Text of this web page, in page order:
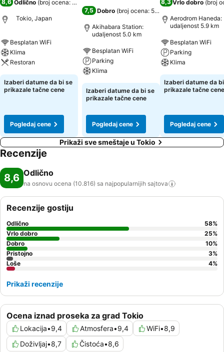
8,6 Odlično (broj ocena: 10.816
Tokio, Japan
Besplatan WiFi
Klima
Restoran
Izaberi datume da bi se
prikazale tačne cene
Pogledaj cene
7,5 Dobro (broj ocena: 5.773
Akihabara Station:
udaljenost 5.0 km
Besplatan WiFi
Parking
Klima
Izaberi datume da bi se
prikazale tačne cene
Pogledaj cene
8,3Vrlo dobro (broj
Aerodrom Haneda:
udaljenost 5.9 km
Besplatan WiFi
Parking
Klima
Izaberi datume da
prikazale tačne cene
Pogledaj cene
Prikaži sve smeštaje u Tokio
Recenzije
8,6 Odlično
na osnovu ocena (10.816) sa najpopularnijih sajtova
Ocena iznad proseka za grad Tokio
Lokacija•9,4 Atmosfera•9,4 WiFi•8,9
Doživljaj•8,7 Čistoća•8,6
Recenzije gostiju
Odlično 58%
Vrlo dobro
25%
Dobro
10%
Pristojno
3%
Loše
4%
Prikaži recenzije